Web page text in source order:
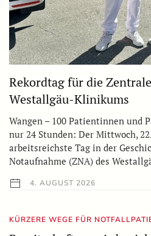
Rekordtag für die
Westallgäu-Klinikums
Wangen – 100 Patientinnen und
nur 24 Stunden: Der Mittwoch,
arbeitsreichste Tag in der
Notaufnahme (ZNA) des
4. AUGUST 2026
KÜRZERE WEGE FÜR